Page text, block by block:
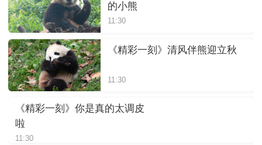
的小熊
11:30
《精彩一刻》清风伴熊迎立秋
11:30
《精彩一刻》你是真的太调皮
啦
11:30